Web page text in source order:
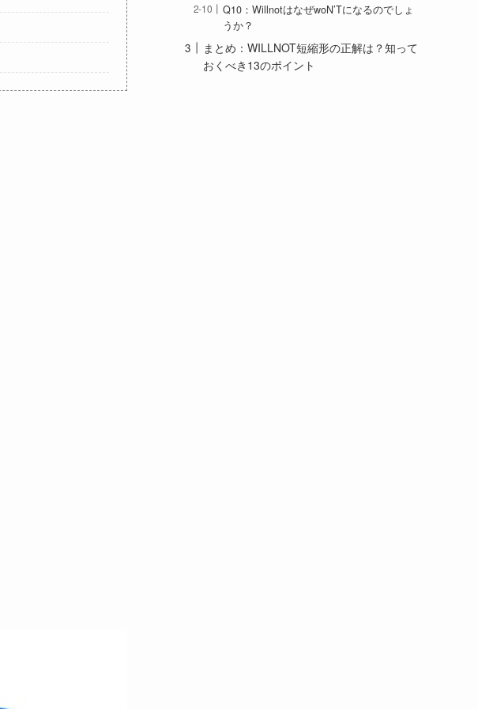
Q10：WillnotはなぜwoN’Tになるのでしょ
うか？
まとめ：WILLNOT短縮形の正解は？知って
おくべき13のポイント